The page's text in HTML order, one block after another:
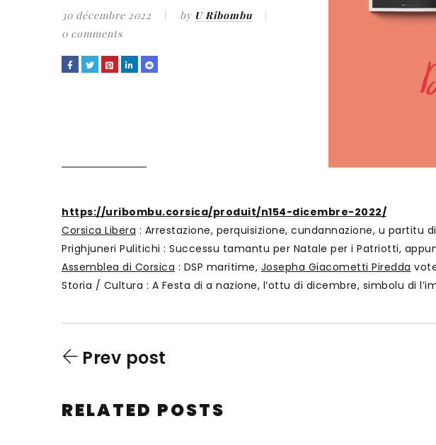
30 décembre 2022 by U Ribombu
0 comments
https://uribombu.corsica/produit/n154-dicembre-2022/
Corsica Libera : Arrestazione, perquisizione, cundannazione, u partitu
Prighjuneri Pulitichi : Successu tamantu per Natale per i Patriotti,
Assemblea di Corsica : DSP maritime, Josepha Giacometti Piredda
Storia / Cultura : A Festa di a nazione, l’ottu di dicembre, simbolu di
Prev post
RELATED POSTS